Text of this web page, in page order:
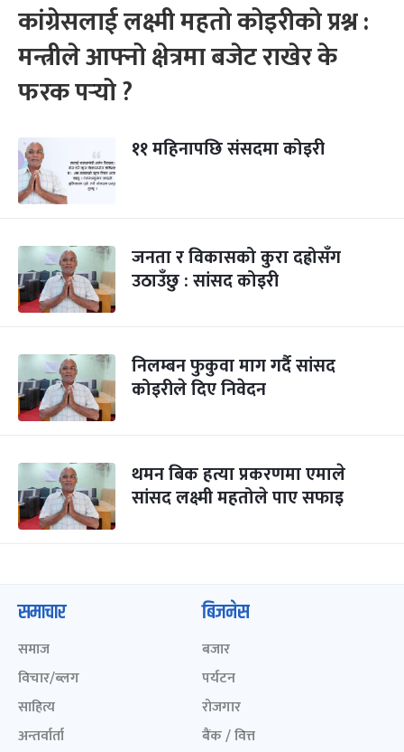
कांग्रेसलाई लक्ष्मी महतो कोइरीको प्रश्न :
मन्त्रीले आफ्नो क्षेत्रमा बजेट राखेर के
फरक पर्‍यो ?
११ महिनापछि संसदमा कोइरी
जनता र विकासको कुरा दह्रोसँग
उठाउँछु : सांसद कोइरी
निलम्बन फुकुवा माग गर्दै सांसद
कोइरीले दिए निवेदन
थमन बिक हत्या प्रकरणमा एमाले
सांसद लक्ष्मी महतोले पाए सफाइ
समाचार
समाज
विचार/ब्लग
साहित्य
अन्तर्वार्ता
बिजनेस
बजार
पर्यटन
रोजगार
बैंक / वित्त